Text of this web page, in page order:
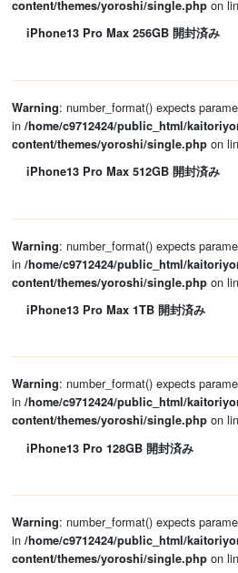
content/themes/yoroshi/single.phpon
iPhone13 Pro Max 256GB 開封済み
Warning: number_format() expects
in /home/c9712424/public_html/
content/themes/yoroshi/single.phpon
iPhone13 Pro Max 512GB 開封済み
Warning: number_format() expects
in /home/c9712424/public_html/
content/themes/yoroshi/single.phpon
iPhone13 Pro Max 1TB 開封済み
Warning: number_format() expects
in /home/c9712424/public_html/
content/themes/yoroshi/single.phpon
iPhone13 Pro 128GB 開封済み
Warning: number_format() expects
in /home/c9712424/public_html/
content/themes/yoroshi/single.phpon